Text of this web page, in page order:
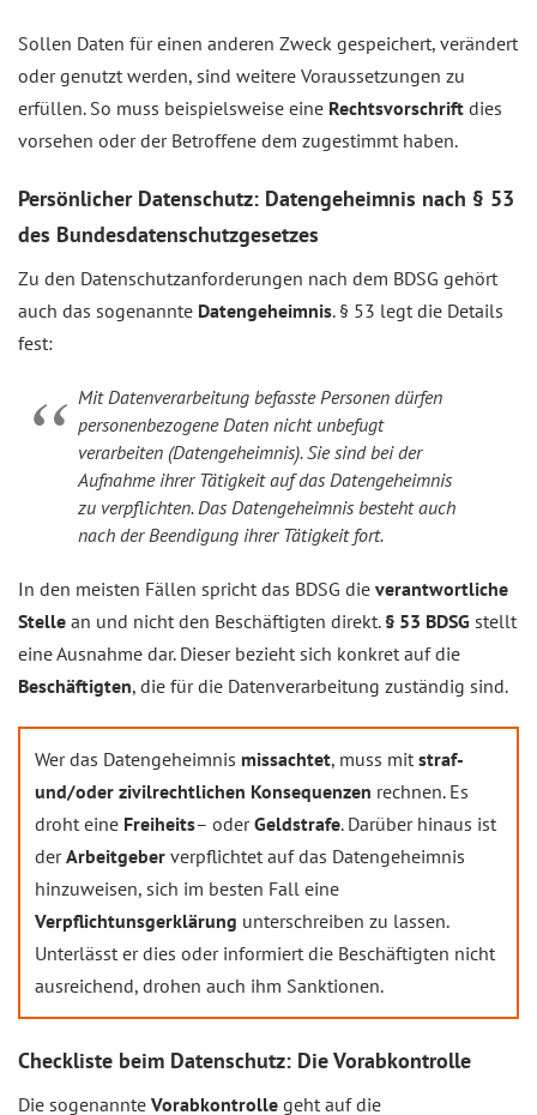
Sollen Daten für einen anderen Zweck gespeichert, verändert
oder genutzt werden, sind weitere Voraussetzungen zu
erfüllen. So muss beispielsweise eine Rechtsvorschrift dies
vorsehen oder der Betroffene dem zugestimmt haben.
Persönlicher Datenschutz: Datengeheimnis nach § 53
des Bundesdatenschutzgesetzes
Zu den Datenschutzanforderungen nach dem BDSG gehört
auch das sogenannte Datengeheimnis. § 53 legt die Details
fest:
Mit Datenverarbeitung befasste Personen dürfen
personenbezogene Daten nicht unbefugt
verarbeiten (Datengeheimnis). Sie sind bei der
Aufnahme ihrer Tätigkeit auf das Datengeheimnis
zu verpflichten. Das Datengeheimnis besteht auch
nach der Beendigung ihrer Tätigkeit fort.
In den meisten Fällen spricht das BDSG die verantwortliche
Stelle an und nicht den Beschäftigten direkt.§ 53 BDSG stellt
eine Ausnahme dar. Dieser bezieht sich konkret auf die
Beschäftigten, die für die Datenverarbeitung zuständig sind.
Wer das Datengeheimnis missachtet, muss mit straf-
und/oder zivilrechtlichen Konsequenzen rechnen. Es
droht eine Freiheits– oderGeldstrafe. Darüber hinaus ist
derArbeitgeber verpflichtet auf das Datengeheimnis
hinzuweisen, sich im besten Fall eine
Verpflichtunsgerklärung unterschreiben zu lassen.
Unterlässt er dies oder informiert die Beschäftigten nicht
ausreichend, drohen auch ihm Sanktionen.
Checkliste beim Datenschutz: Die Vorabkontrolle
Die sogenannte Vorabkontrolle geht auf die